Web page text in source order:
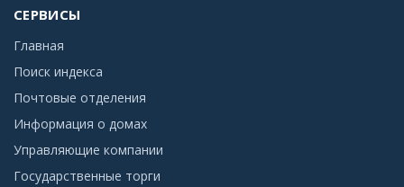
СЕРВИСЫ
Главная
Поиск индекса
Почтовые отделения
Информация о домах
Управляющие компании
Государственные торги